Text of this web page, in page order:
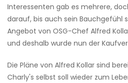
Interessenten gab es mehrere,
darauf, bis auch sein Bauchgefühl
Angebot von OSG-Chef Alfred
und deshalb wurde nun der
Die Pläne von Alfred Kollar sind
Charly's selbst soll wieder zum